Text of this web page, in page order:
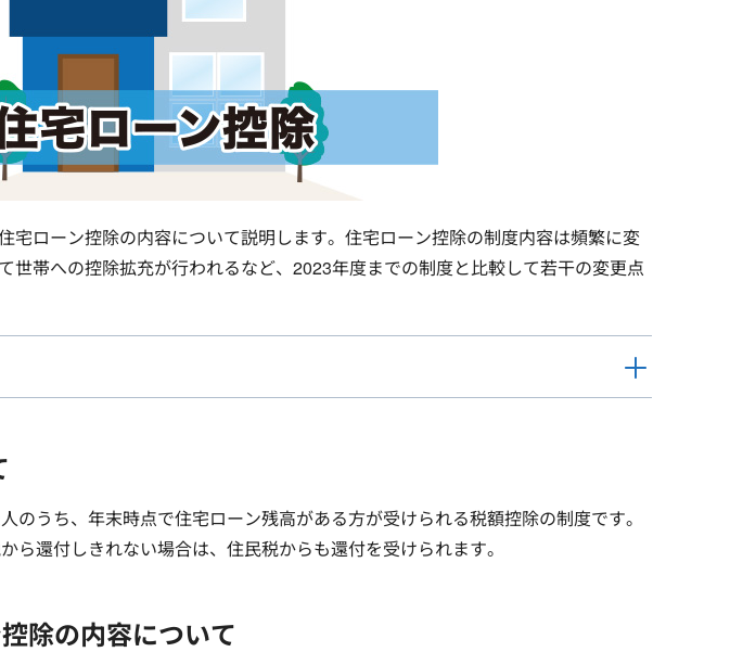
宅ローン控除の内容について説明します。住宅ローン控除の制度内容は頻繁に変
世帯への控除拡充が行われるなど、2023年度までの制度と比較して若干の変更点
のうち、年末時点で住宅ローン残高がある方が受けられる税額控除の制度です。
ら還付しきれない場合は、住民税からも還付を受けられます。
除の内容について